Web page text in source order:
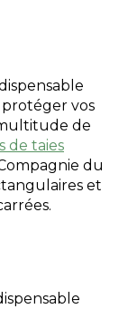
vos
de
de taies
du
et